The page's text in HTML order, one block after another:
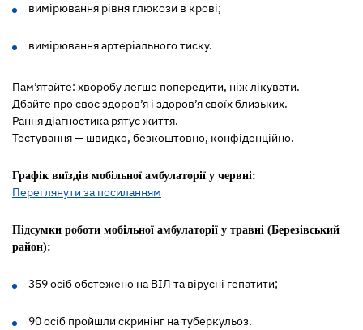
вимірювання рівня глюкози в крові;
вимірювання артеріального тиску.
Пам’ятайте: хворобу легше попередити, ніж лікувати.
Дбайте про своє здоров’я і здоров’я своїх близьких.
Рання діагностика рятує життя.
Тестування — швидко, безкоштовно, конфіденційно.
Графік виїздів мобільної амбулаторії у червні:
Переглянути за посиланням
Підсумки роботи мобільної амбулаторії у травні (Березівський
район):
359 осіб обстежено на ВІЛ та вірусні гепатити;
90 осіб пройшли скринінг на туберкульоз.